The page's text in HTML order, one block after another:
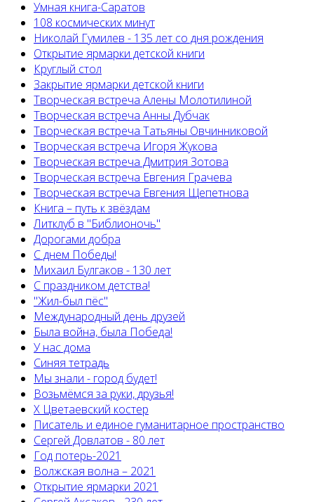
Умная книга-Саратов
108 космических минут
Николай Гумилев - 135 лет со дня рождения
Открытие ярмарки детской книги
Круглый стол
Закрытие ярмарки детской книги
Творческая встреча Алены Молотилиной
Творческая встреча Анны Дубчак
Творческая встреча Татьяны Овчинниковой
Творческая встреча Игоря Жукова
Творческая встреча Дмитрия Зотова
Творческая встреча Евгения Грачева
Творческая встреча Евгения Щепетнова
Книга – путь к звёздам
Литклуб в "Библионочь"
Дорогами добра
С днем Победы!
Михаил Булгаков - 130 лет
С праздником детства!
"Жил-был пёс"
Международный день друзей
Была война, была Победа!
У нас дома
Синяя тетрадь
Мы знали - город будет!
Возьмёмся за руки, друзья!
X Цветаевский костер
Писатель и единое гуманитарное пространство
Сергей Довлатов - 80 лет
Год потерь-2021
Волжская волна – 2021
Открытие ярмарки 2021